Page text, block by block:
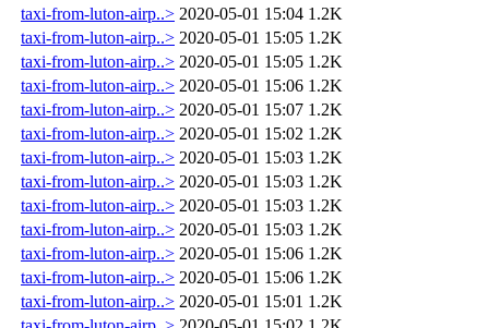
taxi-from-luton-airp..> 2020-05-01 15:04 1.2K
taxi-from-luton-airp..> 2020-05-01 15:05 1.2K
taxi-from-luton-airp..> 2020-05-01 15:05 1.2K
taxi-from-luton-airp..> 2020-05-01 15:06 1.2K
taxi-from-luton-airp..> 2020-05-01 15:07 1.2K
taxi-from-luton-airp..> 2020-05-01 15:02 1.2K
taxi-from-luton-airp..> 2020-05-01 15:03 1.2K
taxi-from-luton-airp..> 2020-05-01 15:03 1.2K
taxi-from-luton-airp..> 2020-05-01 15:03 1.2K
taxi-from-luton-airp..> 2020-05-01 15:03 1.2K
taxi-from-luton-airp..> 2020-05-01 15:06 1.2K
taxi-from-luton-airp..> 2020-05-01 15:06 1.2K
taxi-from-luton-airp..> 2020-05-01 15:01 1.2K